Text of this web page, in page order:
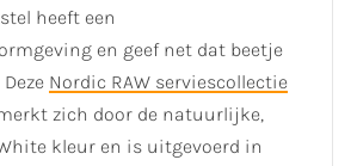
heeft een
en geef net dat beetje
Nordic RAW serviescollectie
zich door de natuurlijke,
kleur en is uitgevoerd in